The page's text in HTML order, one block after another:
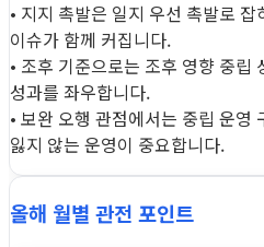
• 지지 촉발은 일지 우선 촉발로
이슈가 함께 커집니다.
• 조후 기준으로는 조후 영향 중립
성과를 좌우합니다.
• 보완 오행 관점에서는 중립 운영
잃지 않는 운영이 중요합니다.
올해 월별 관전 포인트